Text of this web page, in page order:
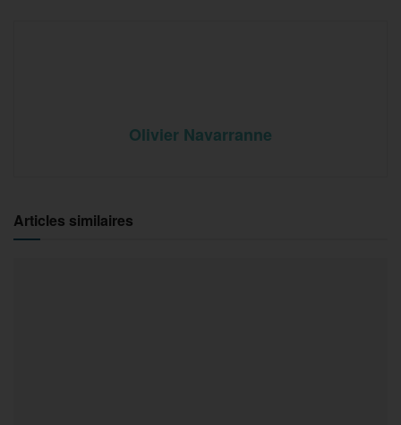
Olivier Navarranne
Articles similaires